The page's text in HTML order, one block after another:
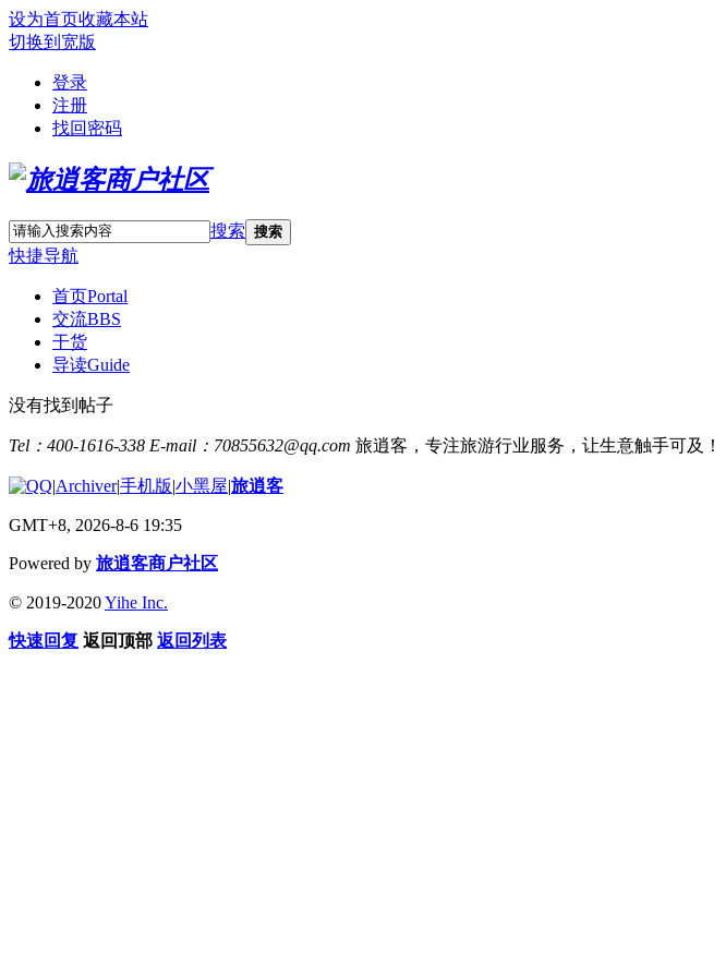
设为首页收藏本站
切换到宽版
登录
注册
找回密码
搜索 搜索
快捷导航
首页Portal
交流BBS
干货
导读Guide
没有找到帖子
Tel：400-1616-338 E-mail：70855632@qq.com 旅逍客，专注旅游行业服务，让生意触手可及！
|Archiver|手机版|小黑屋|旅逍客
GMT+8, 2026-8-6 19:35
Powered by 旅逍客商户社区
© 2019-2020Yihe Inc.
快速回复 返回顶部 返回列表